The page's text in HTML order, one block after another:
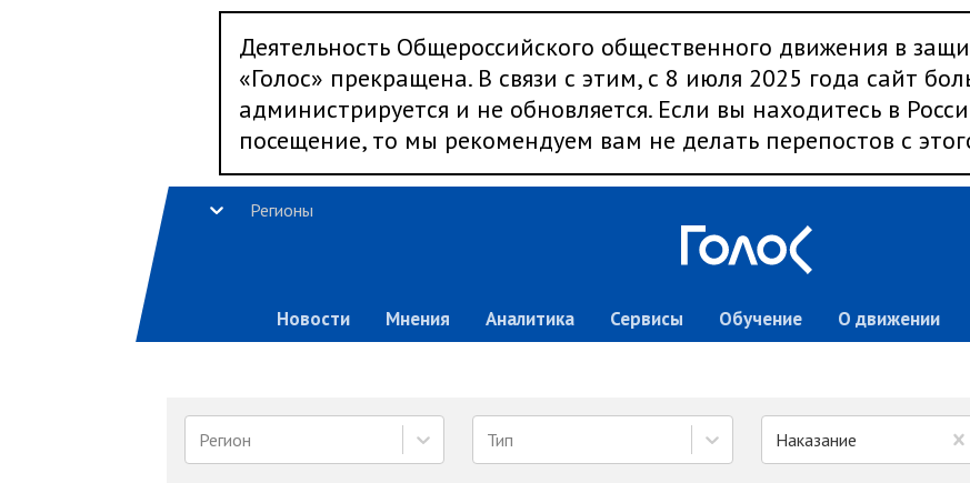
Деятельность Общероссийского общественного движения в
«Голос» прекращена. В связи с этим, с 8 июля 2025 года сайт
администрируется и не обновляется. Если вы находитесь в
посещение, то мы рекомендуем вам не делать перепостов с
Регионы
Новости Мнения Аналитика Сервисы Обучение О движении
Регион Тип Наказание